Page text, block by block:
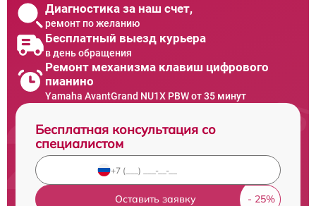
Диагностика за наш счет,
ремонт по желанию
Бесплатный выезд курьера
в день обращения
Ремонт механизма клавиш цифрового
пианино
Yamaha AvantGrand NU1X PBW от 35 минут
Бесплатная консультация со
специалистом
Оставить заявку